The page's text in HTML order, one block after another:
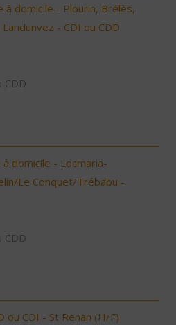
à domicile - Plourin, Brélès,
- CDI ou CDD
CDD
domicile - Locmaria-
Le Conquet/Trébabu -
CDD
ou CDI - St Renan (H/F)